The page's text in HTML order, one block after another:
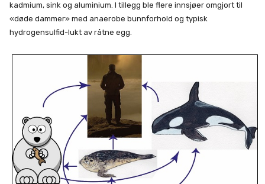
kadmium, sink og aluminium. I tillegg ble flere innsjøer omgjort til
«døde dammer» med anaerobe bunnforhold og typisk
hydrogensulfid-lukt av råtne egg.